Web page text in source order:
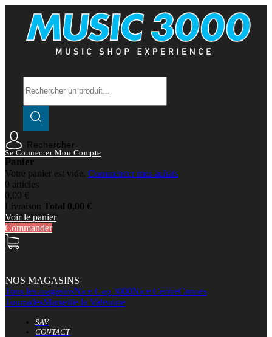
Rechercher
Se Connecter Mon Compte
Panier
Votre panier est vide. Commencer mes achats
0 articles
0,00 €
Livraison Total 0,00 €
Voir le panier
Commander
NOS MAGASINS
Tous les magasinsNice Cap 3000Nice CentreCannes
TourradesMarseille la Valentine
SAV
CONTACT